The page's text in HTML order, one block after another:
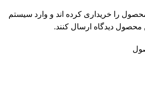
را خریداری کرده اند و وارد سیستم
محصول دیدگاه ارسال کنند.